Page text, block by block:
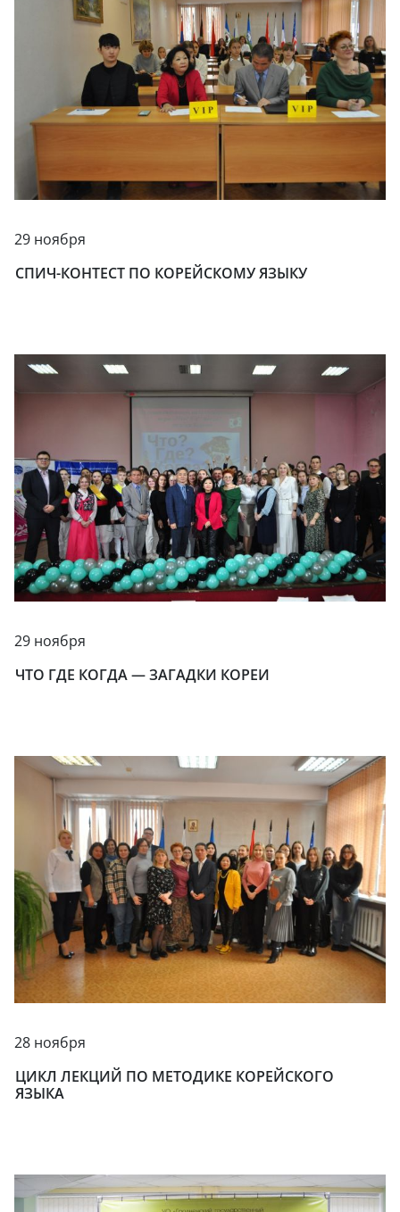
29 ноября
СПИЧ-КОНТЕСТ ПО КОРЕЙСКОМУ ЯЗЫКУ
29 ноября
ЧТО ГДЕ КОГДА — ЗАГАДКИ КОРЕИ
28 ноября
ЦИКЛ ЛЕКЦИЙ ПО МЕТОДИКЕ КОРЕЙСКОГО
ЯЗЫКА